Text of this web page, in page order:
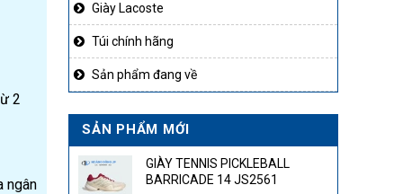
Giày Lacoste
Túi chính hãng
Sản phẩm đang về
SẢN PHẨM MỚI
GIÀY TENNIS PICKLEBALL
BARRICADE 14 JS2561
2
ngân